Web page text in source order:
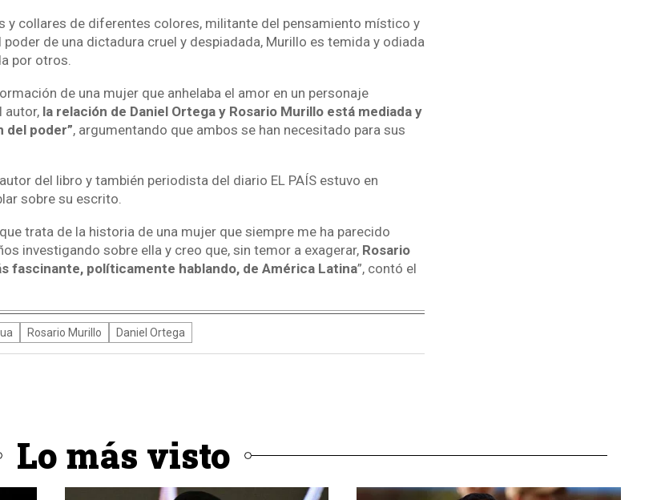
y collares de diferentes colores, militante del pensamiento místico y
de una dictadura cruel y despiadada, Murillo es temida y odiada
por otros.
de una mujer que anhelaba el amor en un personaje
autor, la relación de Daniel Ortega y Rosario Murillo está mediada y
del poder”, argumentando que ambos se han necesitado para sus
del libro y también periodista del diario EL PAÍS estuvo en
sobre su escrito.
trata de la historia de una mujer que siempre me ha parecido
investigando sobre ella y creo que, sin temor a exagerar, Rosario
fascinante, políticamente hablando, de América Latina”, contó el
Rosario Murillo Daniel Ortega
Lo más visto